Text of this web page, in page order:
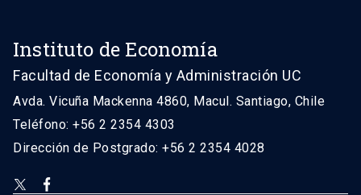
Instituto de Economía
Facultad de Economía y Administración UC
Avda. Vicuña Mackenna 4860, Macul. Santiago, Chile
Teléfono: +56 2 2354 4303
Dirección de Postgrado: +56 2 2354 4028